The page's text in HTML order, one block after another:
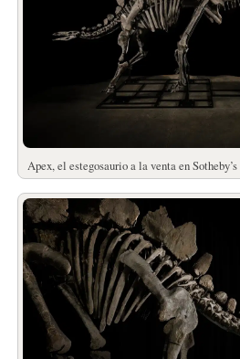
Apex, el estegosaurio a la venta en Sotheby’s